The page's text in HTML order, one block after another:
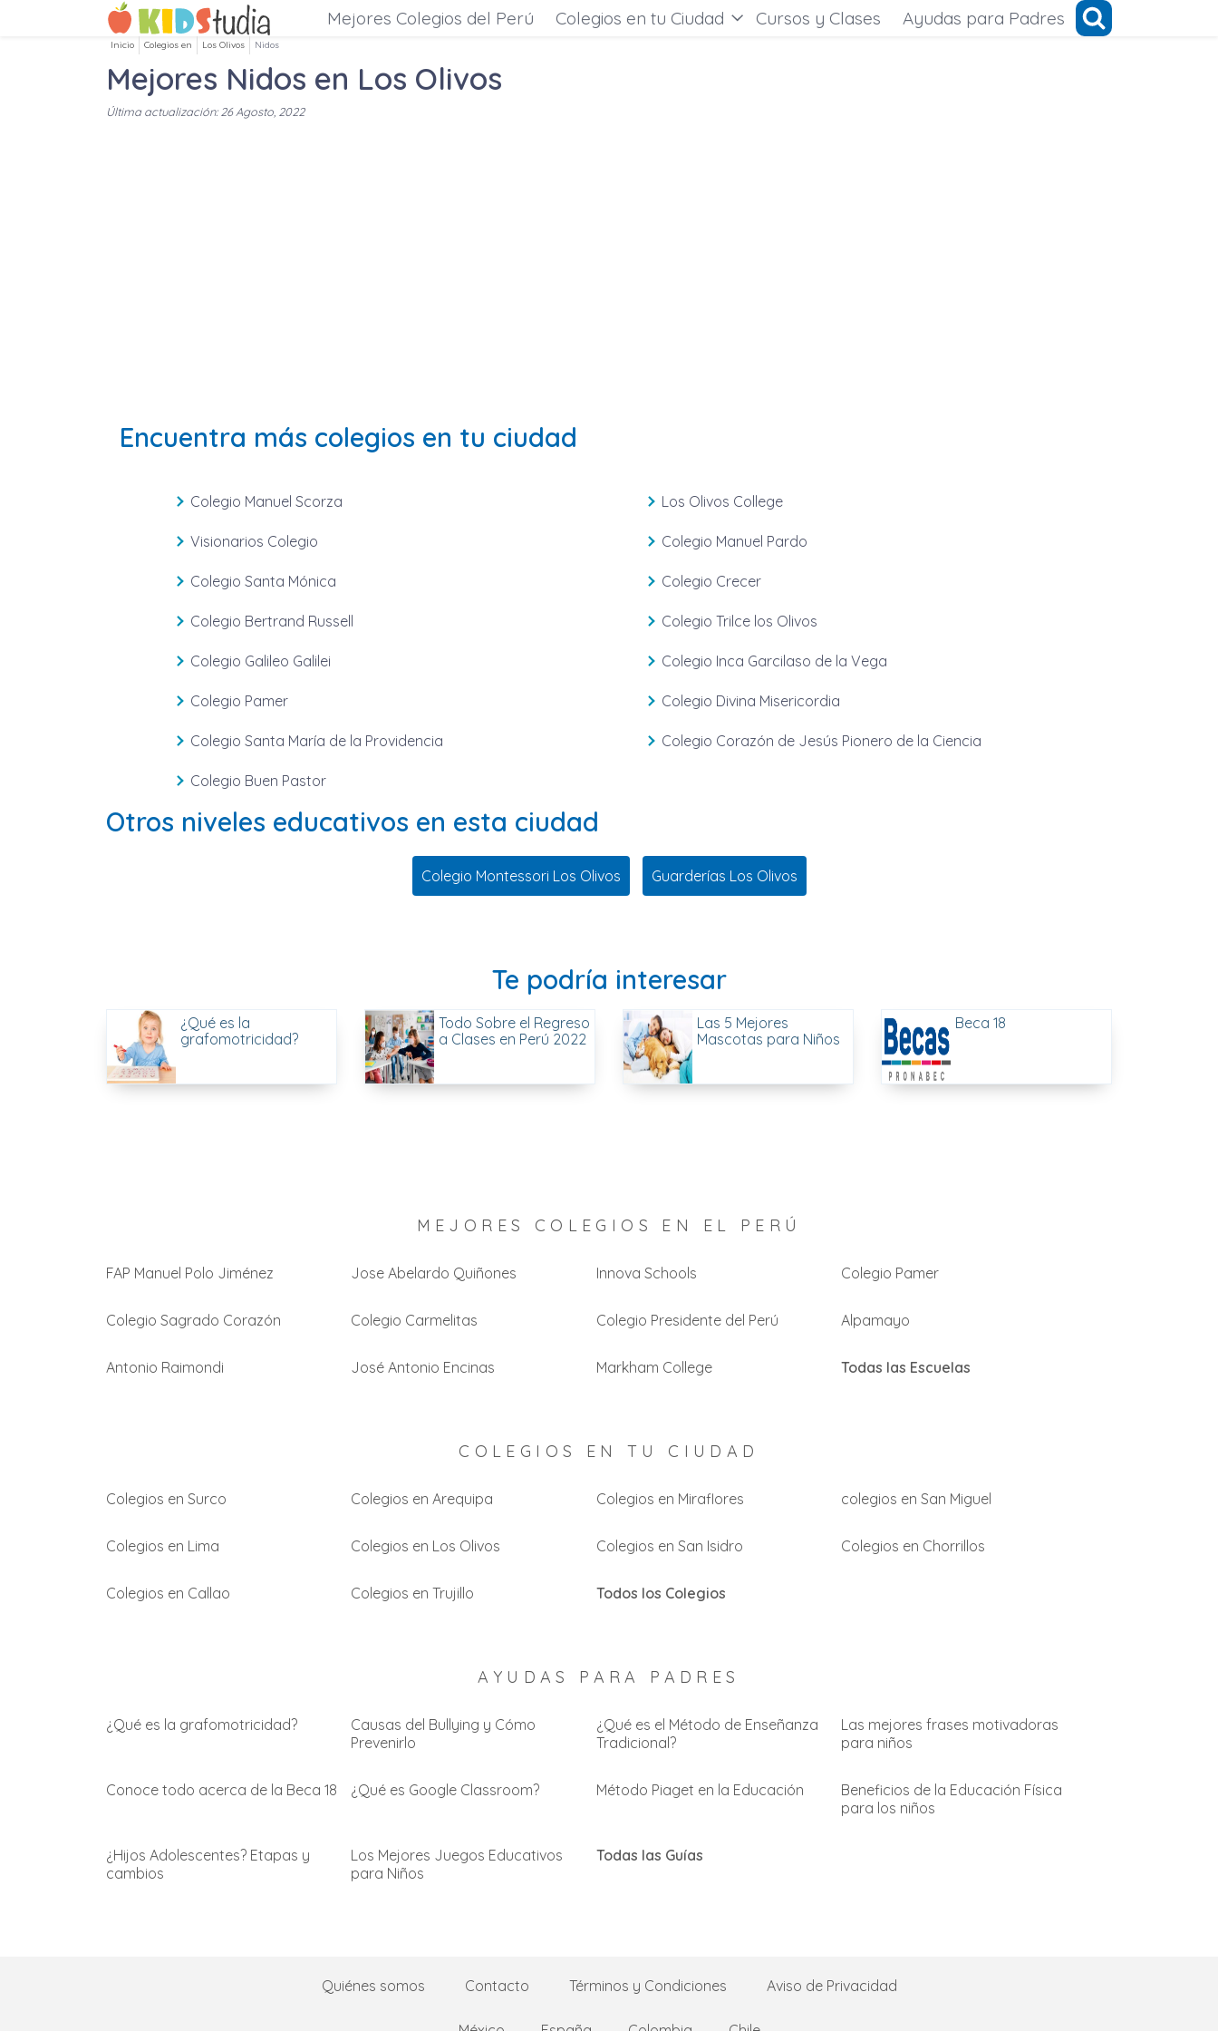
Mejores Colegios del Perú Colegios en tu Ciudad Cursos y Clases Ayudas para Padres
Inicio Colegios en Los Olivos Nidos
Mejores Nidos en Los Olivos
Última actualización: 26 Agosto, 2022
Encuentra más colegios en tu ciudad
Colegio Manuel Scorza Los Olivos College
Visionarios Colegio Colegio Manuel Pardo
Colegio Santa Mónica Colegio Crecer
Colegio Bertrand Russell Colegio Trilce los Olivos
Colegio Galileo Galilei Colegio Inca Garcilaso de la Vega
Colegio Pamer Colegio Divina Misericordia
Colegio Santa María de la Providencia Colegio Corazón de Jesús Pionero de la Ciencia
Colegio Buen Pastor
Otros niveles educativos en esta ciudad
Colegio Montessori Los Olivos Guarderías Los Olivos
Te podría interesar
¿Qué es la
grafomotricidad?
Todo Sobre el Regreso
a Clases en Perú 2022
Las 5 Mejores
Mascotas para Niños
Beca 18
MEJORES COLEGIOS EN EL PERÚ
FAP Manuel Polo Jiménez Jose Abelardo Quiñones Innova Schools Colegio Pamer
Colegio Sagrado Corazón Colegio Carmelitas Colegio Presidente del Perú Alpamayo
Antonio Raimondi José Antonio Encinas Markham College Todas las Escuelas
COLEGIOS EN TU CIUDAD
Colegios en Surco Colegios en Arequipa Colegios en Miraflores colegios en San Miguel
Colegios en Lima Colegios en Los Olivos Colegios en San Isidro Colegios en Chorrillos
Colegios en Callao Colegios en Trujillo Todos los Colegios
AYUDAS PARA PADRES
¿Qué es la grafomotricidad?
Causas del Bullying y Cómo
Prevenirlo
¿Qué es el Método de Enseñanza
Tradicional?
Las mejores frases motivadoras
para niños
Conoce todo acerca de la Beca 18 ¿Qué es Google Classroom? Método Piaget en la Educación
Beneficios de la Educación Física
para los niños
¿Hijos Adolescentes? Etapas y
cambios
Los Mejores Juegos Educativos
para Niños
Todas las Guías
Quiénes somos Contacto Términos y Condiciones Aviso de Privacidad